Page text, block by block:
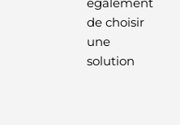
également
de choisir
une
solution